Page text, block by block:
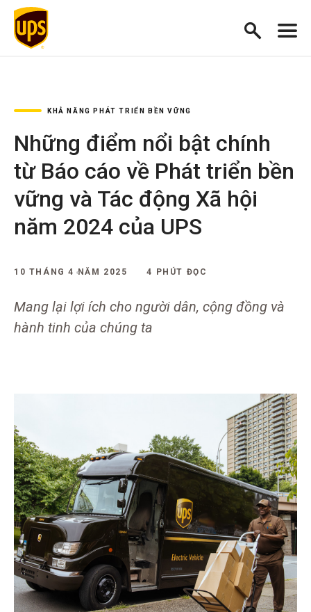
KHẢ NĂNG PHÁT TRIỂN BỀN VỮNG
Những điểm nổi bật chính
từ Báo cáo về Phát triển bền
vững và Tác động Xã hội
năm 2024 của UPS
10 THÁNG 4 NĂM 2025 4 PHÚT ĐỌC
Mang lại lợi ích cho người dân, cộng đồng và
hành tinh của chúng ta